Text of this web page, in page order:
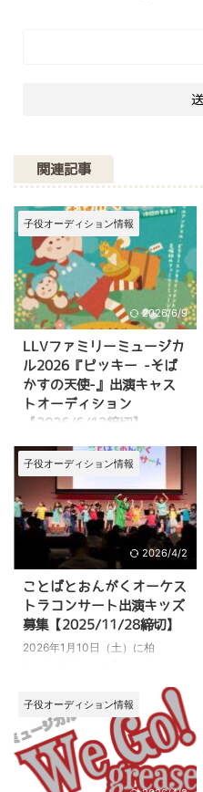
関連記事
子役オーディション情報
2026/6/9
LLVファミリーミュージカ
ル2026『ピッキー -そば
かすの天使-』出演キャス
トオーディション
【2026/6/12締切】
2026年8月8日（土）〜8月11日
（火）に東京都豊島区の池袋シア
ターグリーンビッグツリーシアタ
ーにてLLVファミリーミュージカ
ル2026『ピッキー -そばかすの
天使-』の脚本が決定しました。
出演キャスト募集中。応募締切は
2026年6月12日。
子役オーディション情報
2026/4/2
ことばとおんがくオーケス
トラコンサート出演キッズ
募集【2025/11/28締切】
2026年1月10日（土）に柏
ストリングス－』の上演が決定し
ました。 この作品に出演するキ
ッズキャストを募集しています。
プロのストリングスと一緒に生演
奏でステージに立てる人気プログ
子役オーディション情報